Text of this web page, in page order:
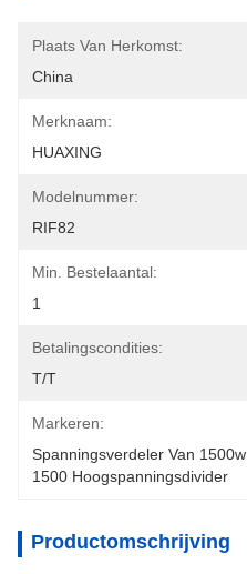
Plaats Van Herkomst:
China
Merknaam:
HUAXING
Modelnummer:
RIF82
Min. Bestelaantal:
1
Betalingscondities:
T/T
Markeren:
Spanningsverdeler Van 1500w
1500 Hoogspanningsdivider
Productomschrijving